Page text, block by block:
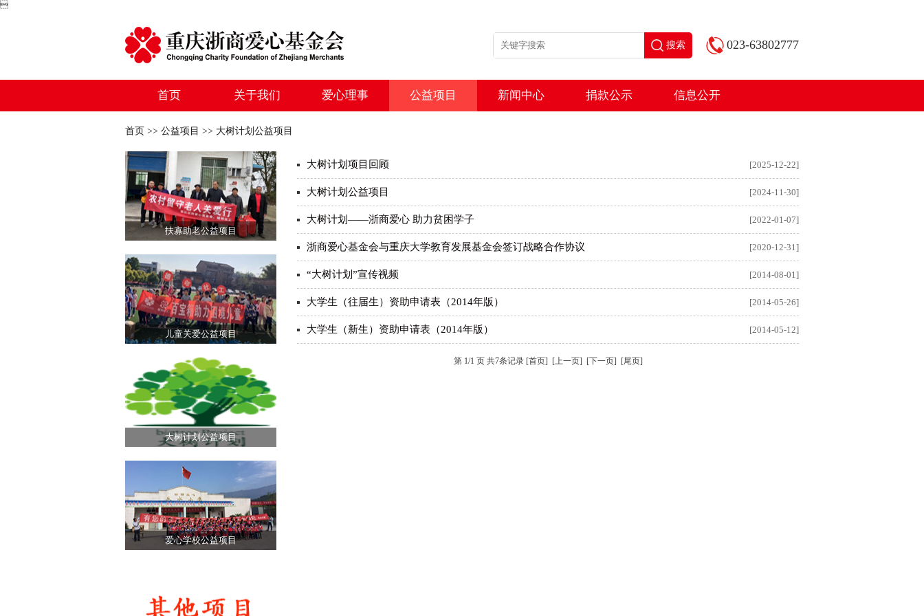

搜索 023-63802777
首页 关于我们 爱心理事 公益项目 新闻中心 捐款公示 信息公开
首页 >> 公益项目 >> 大树计划公益项目
扶寡助老公益项目
儿童关爱公益项目
大树计划公益项目
爱心学校公益项目
大树计划项目回顾 [2025-12-22]
大树计划公益项目 [2024-11-30]
大树计划——浙商爱心 助力贫困学子 [2022-01-07]
浙商爱心基金会与重庆大学教育发展基金会签订战略合作协议 [2020-12-31]
“大树计划”宣传视频 [2014-08-01]
大学生（往届生）资助申请表（2014年版） [2014-05-26]
大学生（新生）资助申请表（2014年版） [2014-05-12]
第 1/1 页 共7条记录 [首页] [上一页] [下一页] [尾页]